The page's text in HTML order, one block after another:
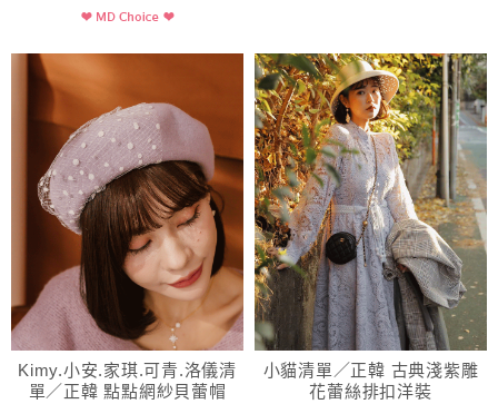
Kimy.小安.家琪.可青.洛儀清
單／正韓 點點網紗貝蕾帽
小貓清單／正韓 古典淺紫雕
花蕾絲排扣洋裝